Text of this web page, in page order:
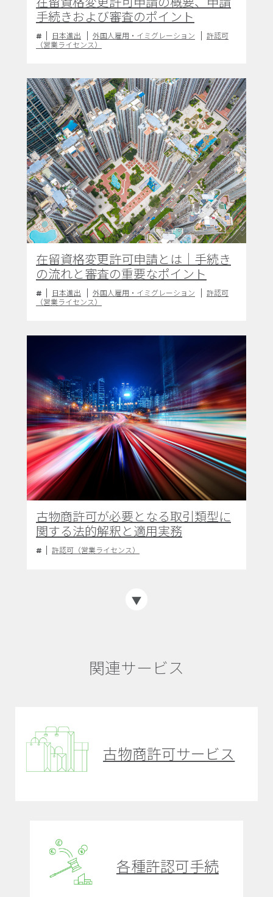
手続きおよび審査のポイント
日本進出 外国人雇用・イミグレーション
許認可
（営業ライセンス）
在留資格変更許可申請とは｜手続き
の流れと審査の重要なポイント
日本進出 外国人雇用・イミグレーション
許認可
（営業ライセンス）
古物商許可が必要となる取引類型に
関する法的解釈と適用実務
許認可（営業ライセンス）
関連サービス
古物商許可サービス
各種許認可手続